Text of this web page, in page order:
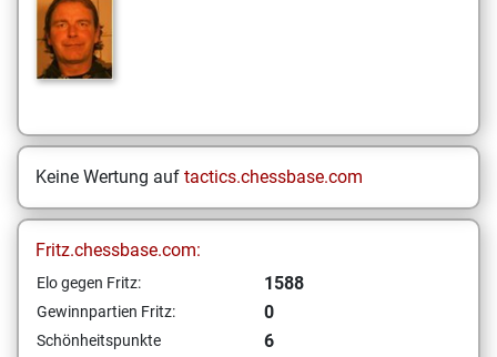
Keine Wertung auf tactics.chessbase.com
Fritz.chessbase.com:
Elo gegen Fritz: 1588
Gewinnpartien Fritz: 0
Schönheitspunkte
6